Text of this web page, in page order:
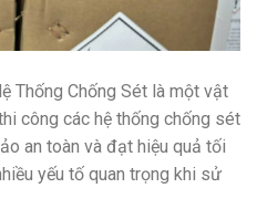
Thống Chống Sét là một vật
công các hệ thống chống sét
an toàn và đạt hiệu quả tối
yếu tố quan trọng khi sử